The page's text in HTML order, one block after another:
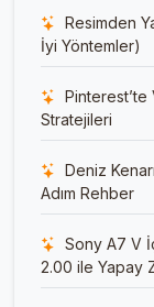
Resimden
İyi Yöntemler)
Pinterest’te
Stratejileri
Deniz
Adım Rehber
Sony A7 V
2.00 ile Yapay